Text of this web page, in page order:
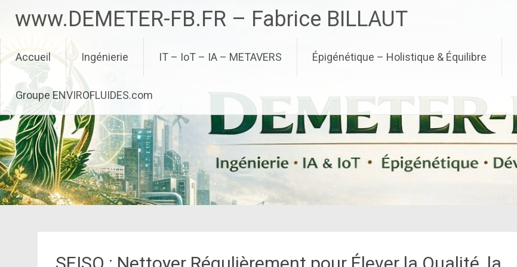
contenu
www.DEMETER-FB.FR – Fabrice BILLAUT
Accueil Ingénierie IT – IoT – IA – METAVERS Épigénétique – Holistique & Équilibre
Groupe ENVIROFLUIDES.com